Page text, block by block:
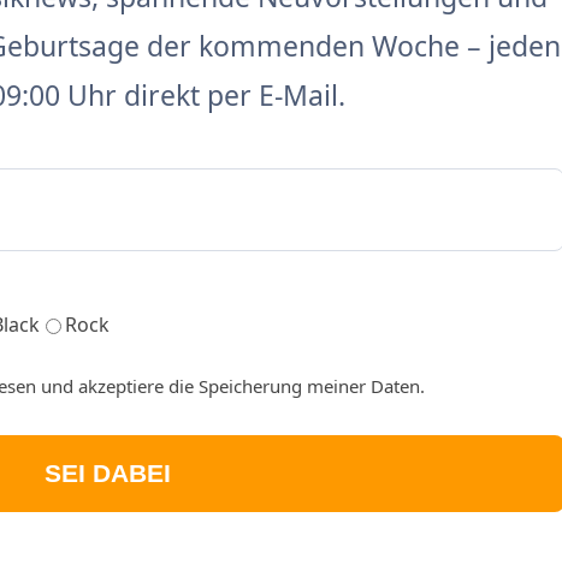
der kommenden Woche – jeden
Uhr direkt per E-Mail.
Rock
und akzeptiere die Speicherung meiner Daten.
SEI DABEI